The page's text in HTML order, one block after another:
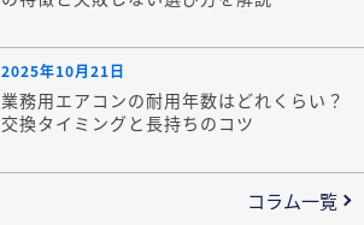
2025年10月21日
業務用エアコンの耐用年数はどれくらい？
交換タイミングと長持ちのコツ
コラム一覧